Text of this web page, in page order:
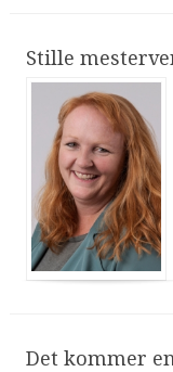
Stille
Det kommer